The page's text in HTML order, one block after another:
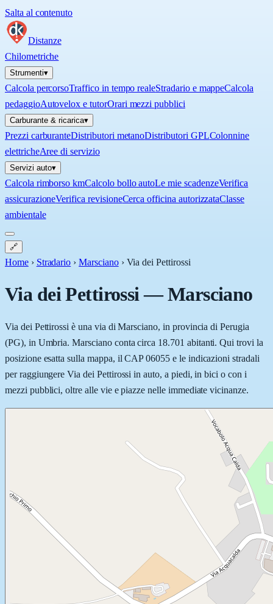
Salta al contenuto
Distanze
Chilometriche
Strumenti▾
Calcola percorsoTraffico in tempo realeStradario e mappeCalcola
pedaggioAutovelox e tutorOrari mezzi pubblici
Carburante & ricarica▾
Prezzi carburanteDistributori metanoDistributori GPLColonnine
elettricheAree di servizio
Servizi auto▾
Calcola rimborso kmCalcolo bollo autoLe mie scadenzeVerifica
assicurazioneVerifica revisioneCerca officina autorizzataClasse
ambientale
🔗
Home › Stradario › Marsciano › Via dei Pettirossi
Via dei Pettirossi—Marsciano
Via dei Pettirossi è una via di Marsciano, in provincia di Perugia
(PG), in Umbria. Marsciano conta circa 18.701 abitanti. Qui trovi la
posizione esatta sulla mappa, il CAP 06055 e le indicazioni stradali
per raggiungere Via dei Pettirossi in auto, a piedi, in bici o con i
mezzi pubblici, oltre alle vie e piazze nelle immediate vicinanze.